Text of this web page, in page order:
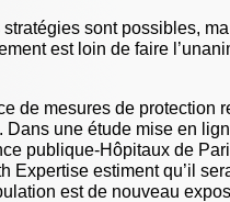
sont possibles,
est loin de faire
de mesures de protection
une étude mise en
publique-Hôpitaux de
Expertise estiment qu’il
est de nouveau